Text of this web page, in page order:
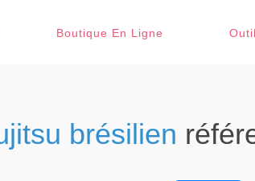
Boutique En Ligne
brésilien